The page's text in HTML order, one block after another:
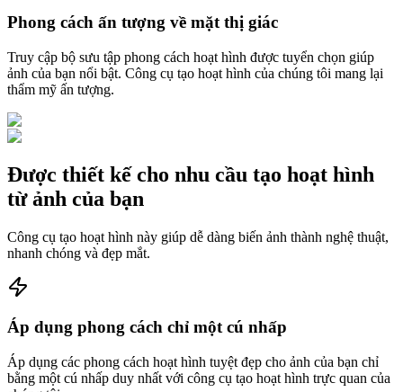
Phong cách ấn tượng về mặt thị giác
Truy cập bộ sưu tập phong cách hoạt hình được tuyển chọn giúp
ảnh của bạn nổi bật. Công cụ tạo hoạt hình của chúng tôi mang lại
thẩm mỹ ấn tượng.
Được thiết kế cho nhu cầu tạo hoạt hình
từ ảnh của bạn
Công cụ tạo hoạt hình này giúp dễ dàng biến ảnh thành nghệ thuật,
nhanh chóng và đẹp mắt.
Áp dụng phong cách chỉ một cú nhấp
Áp dụng các phong cách hoạt hình tuyệt đẹp cho ảnh của bạn chỉ
bằng một cú nhấp duy nhất với công cụ tạo hoạt hình trực quan của